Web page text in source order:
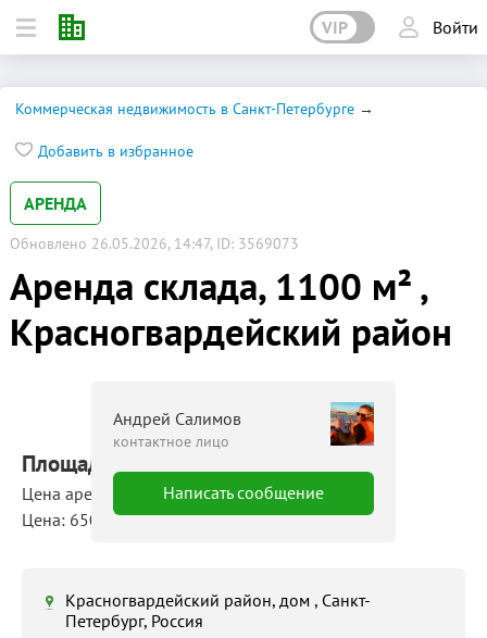
VIP Войти
Коммерческая недвижимость в Санкт-Петербурге
Добавить в избранное
АРЕНДА
Обновлено 26.05.2026, 14:47, ID: 3569073
Аренда склада, 1100 м² ,
Красногвардейский район
Андрей Салимов
контактное лицо
Написать сообщение
Площадь: 1100 м²
Цена аренды: 715 000 руб./мес
Цена: 650 руб./м²/мес
Красногвардейский район, дом , Санкт-
Петербург, Россия